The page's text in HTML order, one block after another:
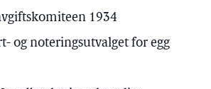
1934
og noteringsutvalget for egg